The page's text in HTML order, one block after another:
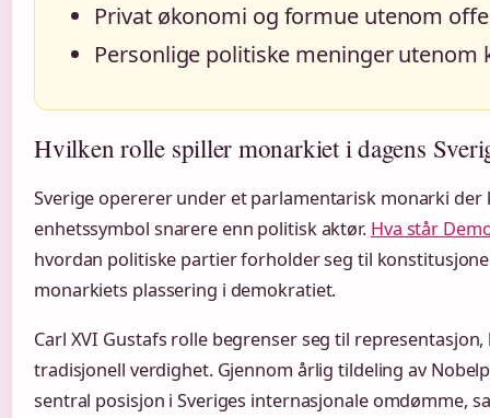
Privat økonomi og formue utenom
Personlige politiske meninger
Hvilken rolle spiller monarkiet i dagens
Sverige opererer under et parlamentarisk monarki
enhetssymbol snarere enn politisk aktør. Hva står
hvordan politiske partier forholder seg til
monarkiets plassering i demokratiet.
Carl XVI Gustafs rolle begrenser seg til
tradisjonell verdighet. Gjennom årlig tildeling av
sentral posisjon i Sveriges internasjonale omdømme,